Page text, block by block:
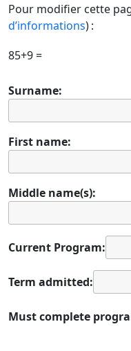
Pour modifier cette
d’informations) :
85+9 =
Surname:
First name:
Middle name(s):
Current Program:
Term admitted:
Must complete